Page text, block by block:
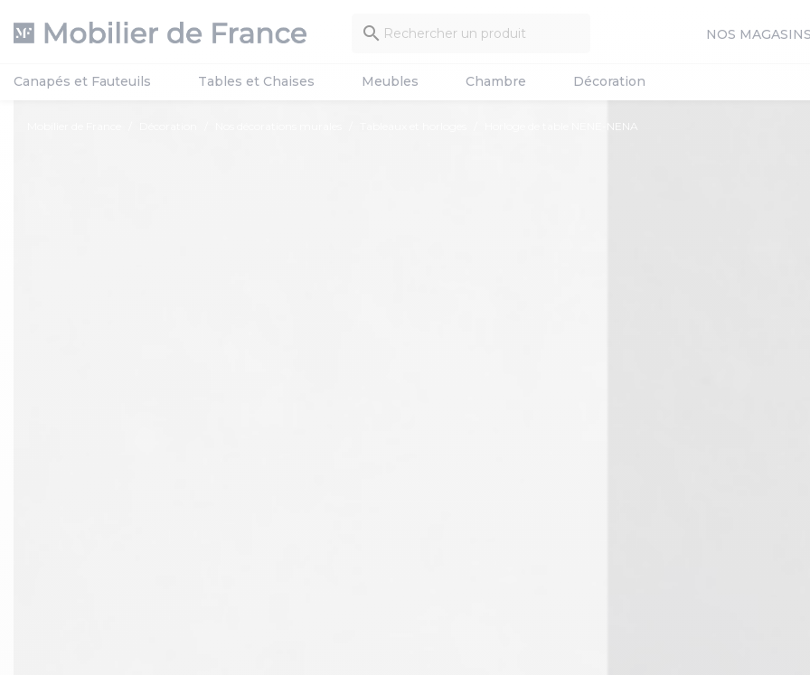
 NOS MAGASINS
Canapés et Fauteuils Tables et Chaises Meubles Chambre Décoration
Horloge de table NENE-NENA